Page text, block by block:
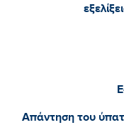
E
Απάντηση του